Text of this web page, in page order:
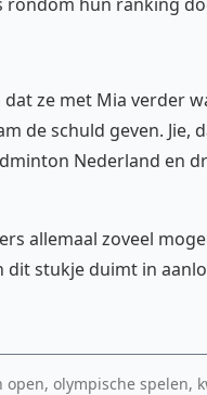
ze met Mia verder
de schuld geven.
Nederland en
allemaal zoveel
dit stukje duimt in
open, olympische spelen,